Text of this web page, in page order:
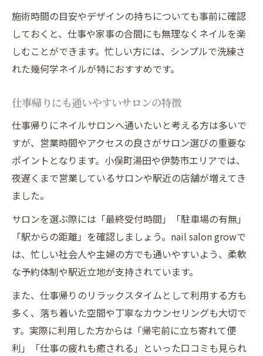
施術時間の目安やデザインの持ちについても事前に確認
しておくと、仕事や家事の合間にも無理なくネイルを楽
しむことができます。忙しい方には、シンプルで洗練さ
れた幾何学ネイルが特におすすめです。
仕事帰りにも通いやすいサロンの特徴
仕事帰りにネイルサロンへ通いたいと考える方は多いで
すが、営業時間やアクセスの良さがサロン選びの重要な
ポイントとなります。小俣町湯田や伊勢市エリアでは、
夜遅くまで営業しているサロンや駅近の店舗が増えてき
ました。
サロンを選ぶ際には「最終受付時間」「駐車場の有無」
「駅からの距離」を確認しましょう。nail salon growで
は、忙しい社会人や主婦の方でも通いやすいよう、柔軟
な予約体制や駅近立地が支持されています。
また、仕事帰りのリラックスタイムとして利用する方も
多く、落ち着いた空間や丁寧なカウンセリングも大切で
す。実際に利用した方からは「帰宅前に立ち寄れて便
利」「仕事の疲れも癒される」といった口コミも見られ